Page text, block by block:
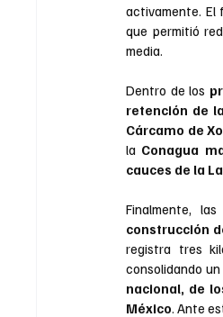
activamente. El
que permitió
media.
Dentro de los
retención de
Cárcamo de
la Conagua
cauces de la
Finalmente, las
construcción
registra tres
consolidando
nacional, de
México . Ante